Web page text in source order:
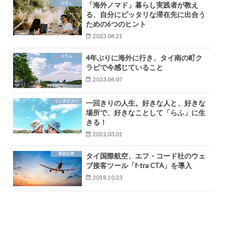
コラム
「海外ノマド」暮らし実践者が教え
る、自分にピッタリな滞在先に出合う
ための6つのヒント
2023.04.21
コラム
4年ぶりに海外に行き、タイ南の町ク
ラビで今感じていること
2023.04.07
インタビュー
一回きりの人生。好きな人と、好きな
場所で、好きなことして「らふ」に生
きる！
2022.03.01
最新記事
タイ国際航空、エフ・コード社のウェ
ブ接客ツール「f-tra CTA」を導入
2018.10.23